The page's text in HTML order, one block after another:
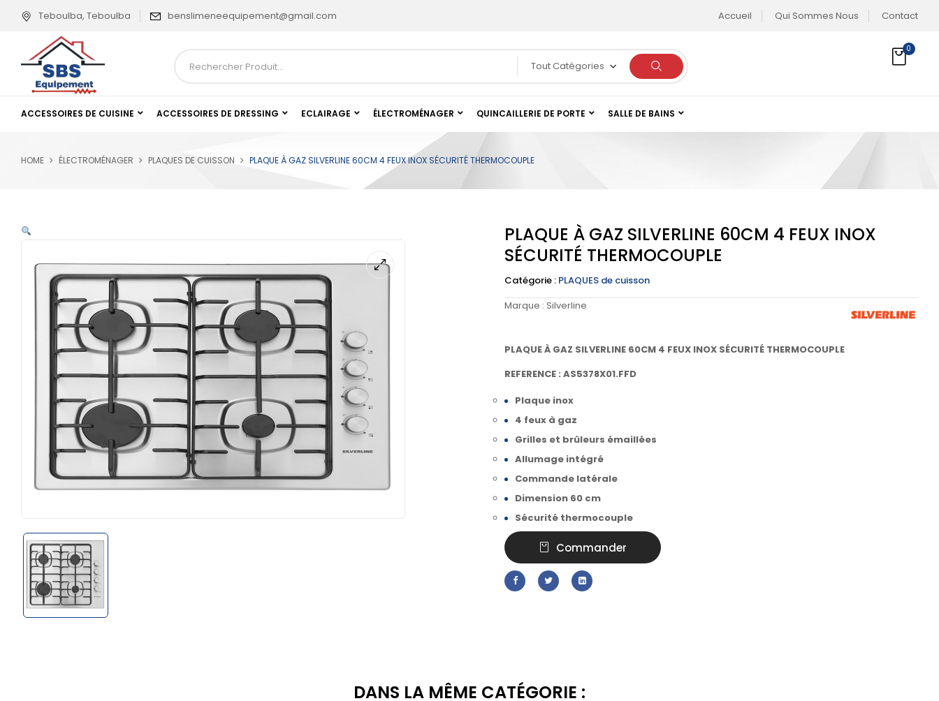
Teboulba, Teboulba benslimeneequipement@gmail.com Accueil Qui Sommes Nous Contact
Tout Catégories
0
ACCESSOIRES DE CUISINE ACCESSOIRES DE DRESSING ECLAIRAGE ÉLECTROMÉNAGER QUINCAILLERIE DE PORTE SALLE DE BAINS
HOME ÉLECTROMÉNAGER PLAQUES DE CUISSON PLAQUE À GAZ SILVERLINE 60CM 4 FEUX INOX SÉCURITÉ THERMOCOUPLE
PLAQUE À GAZ SILVERLINE 60CM 4 FEUX INOX
SÉCURITÉ THERMOCOUPLE
Catégorie : PLAQUES de cuisson
Marque : Silverline
PLAQUE À GAZ SILVERLINE 60CM 4 FEUX INOX SÉCURITÉ THERMOCOUPLE
REFERENCE : AS5378X01.FFD
Plaque inox
4 feux à gaz
Grilles et brûleurs émaillées
Allumage intégré
Commande latérale
Dimension 60 cm
Sécurité thermocouple
Commander
DANS LA MÊME CATÉGORIE :